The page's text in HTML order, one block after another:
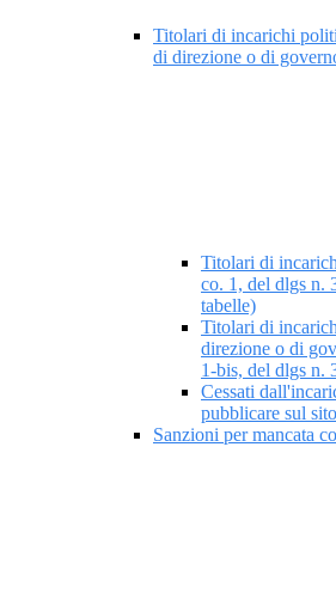
Titolari di incarichi
di direzione o di
Titolari di
co. 1, del dlgs n.
tabelle)
Titolari di
direzione o di
1-bis, del dlgs n.
Cessati
pubblicare sul
Sanzioni per mancata